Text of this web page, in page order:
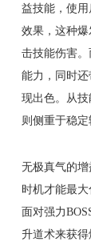
益技能，使
效果，这种
击技能伤害
能力，同时
现出色。从
则侧重于稳定
无极真气的
时机才能最
面对强力
升道术来获得